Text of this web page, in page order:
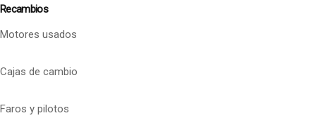
Recambios
Motores usados
Cajas de cambio
Faros y pilotos